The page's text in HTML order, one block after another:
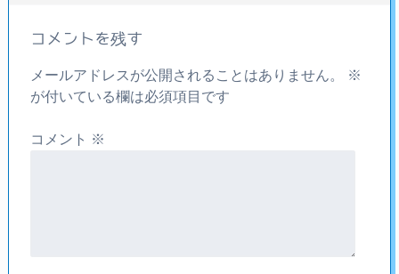
コメントを残す
メールアドレスが公開されることはありません。
※
が付いている欄は必須項目です
コメント ※